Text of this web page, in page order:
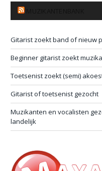
Gitarist zoekt band of nieuw
Beginner gitarist zoekt
Toetsenist zoekt (semi)
Gitarist of toetsenist gezocht
Muzikanten en vocalisten
landelijk